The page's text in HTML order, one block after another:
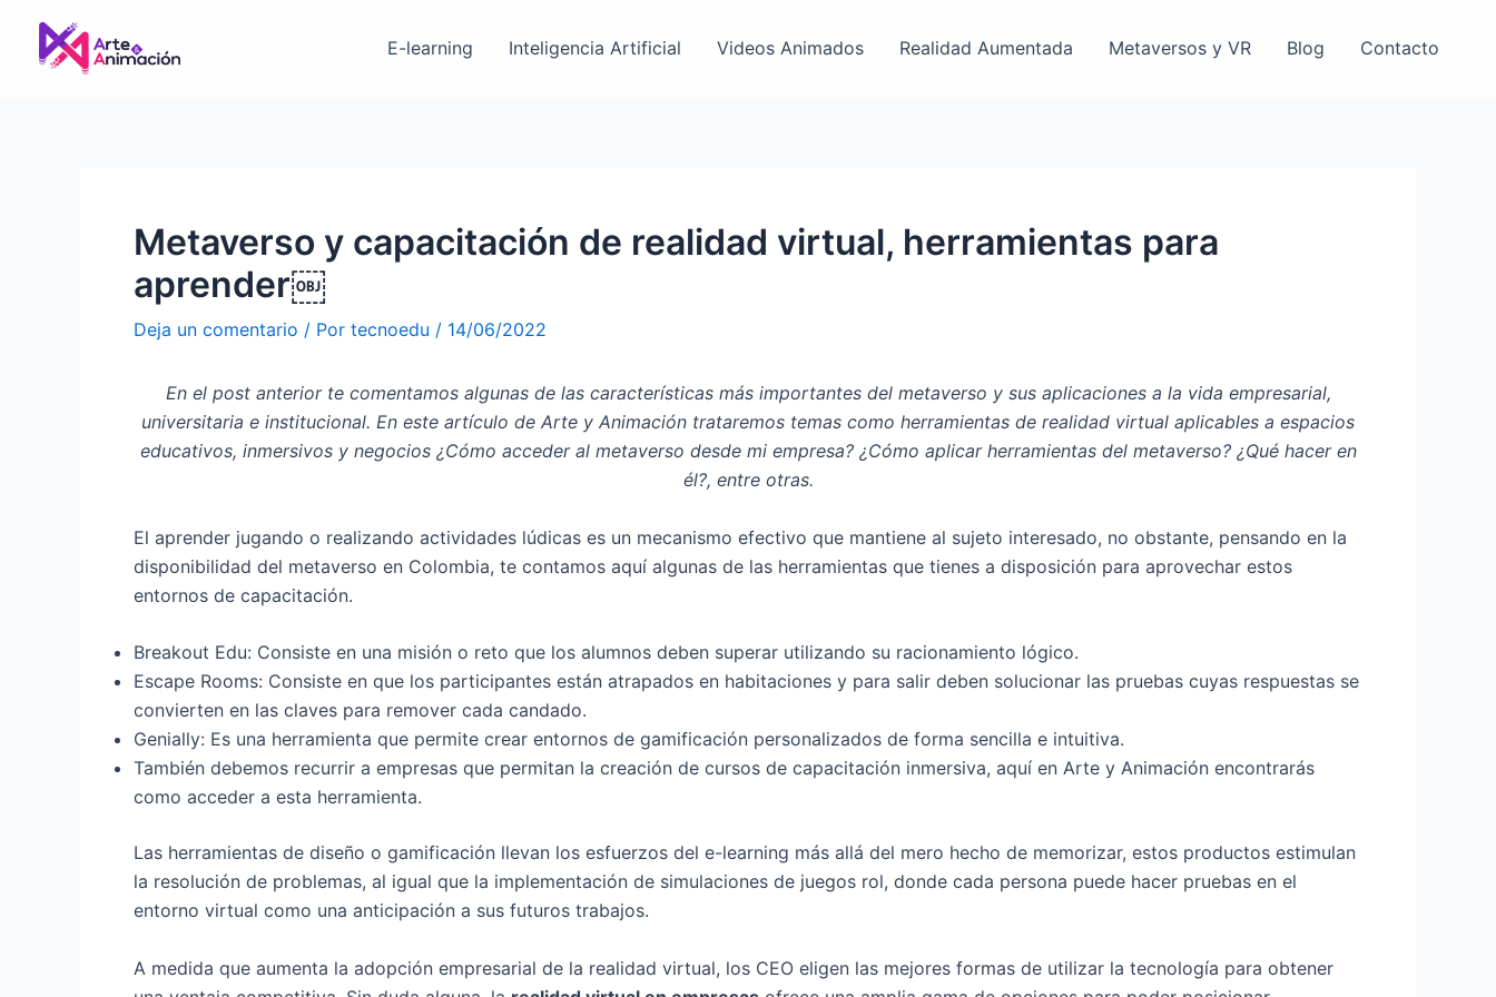
contenido
E-learning Inteligencia Artificial Videos Animados Realidad Aumentada Metaversos y VR Blog Contacto
Metaverso y capacitación de realidad virtual, herramientas para
aprender￼
Deja un comentario / Por tecnoedu / 14/06/2022
En el post anterior te comentamos algunas de las características más importantes del metaverso y sus aplicaciones a la vida empresarial,
universitaria e institucional. En este artículo de Arte y Animación trataremos temas como herramientas de realidad virtual aplicables a espacios
educativos, inmersivos y negocios ¿Cómo acceder al metaverso desde mi empresa? ¿Cómo aplicar herramientas del metaverso? ¿Qué hacer en
él?, entre otras.
El aprender jugando o realizando actividades lúdicas es un mecanismo efectivo que mantiene al sujeto interesado, no obstante, pensando en la
disponibilidad del metaverso en Colombia, te contamos aquí algunas de las herramientas que tienes a disposición para aprovechar estos
entornos de capacitación.
Breakout Edu: Consiste en una misión o reto que los alumnos deben superar utilizando su racionamiento lógico.
Escape Rooms: Consiste en que los participantes están atrapados en habitaciones y para salir deben solucionar las pruebas cuyas respuestas se
convierten en las claves para remover cada candado.
Genially: Es una herramienta que permite crear entornos de gamificación personalizados de forma sencilla e intuitiva.
También debemos recurrir a empresas que permitan la creación de cursos de capacitación inmersiva, aquí en Arte y Animación encontrarás
como acceder a esta herramienta.
Las herramientas de diseño o gamificación llevan los esfuerzos del e-learning más allá del mero hecho de memorizar, estos productos estimulan
la resolución de problemas, al igual que la implementación de simulaciones de juegos rol, donde cada persona puede hacer pruebas en el
entorno virtual como una anticipación a sus futuros trabajos.
A medida que aumenta la adopción empresarial de la realidad virtual, los CEO eligen las mejores formas de utilizar la tecnología para obtener
de
entradas